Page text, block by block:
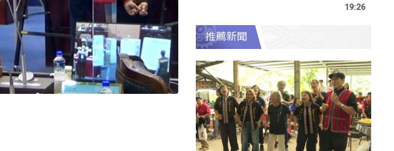
19:26
推薦新聞